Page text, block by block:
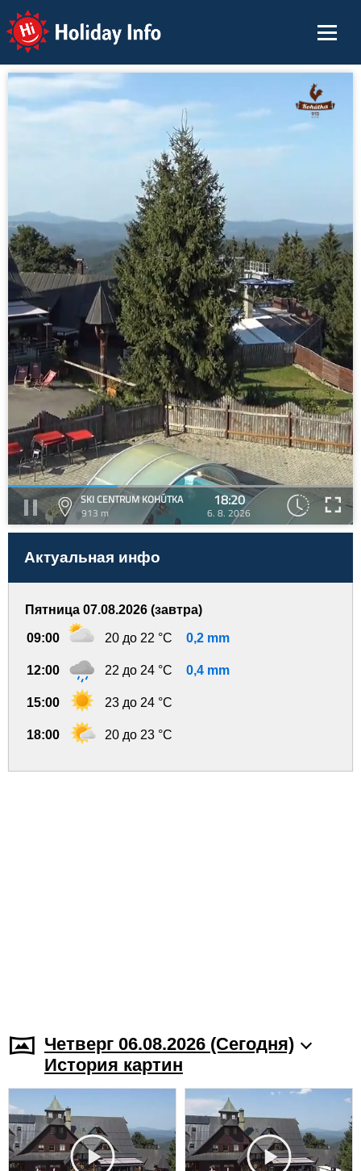
Holiday Info
SKI CENTRUM KOHÚTKA
913 m
18:20
6. 8. 2026
Актуальная инфо
Пятница 07.08.2026 (завтра)
09:00 20 до 22 °C 0,2 mm
12:00 22 до 24 °C 0,4 mm
15:00 23 до 24 °C
18:00 20 до 23 °C
Четверг 06.08.2026 (Cегодня)
История картин